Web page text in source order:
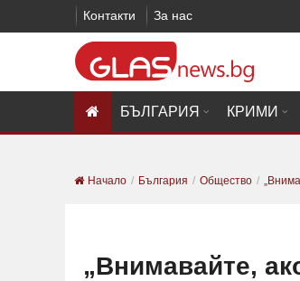
Контакти За нас
БЪЛГАРИЯ КРИМИ
Начало България Общество
„Внимавайте,